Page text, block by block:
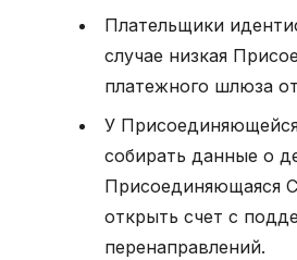
Плательщики
случае низкая
платежного шлюза
У
собирать данные о
Присоединяющаяся
открыть счет с
перенаправлений.